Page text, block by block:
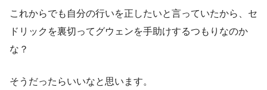
これからでも自分の行いを正したいと言っていたから、セ
ドリックを裏切ってグウェンを手助けするつもりなのか
な？
そうだったらいいなと思います。